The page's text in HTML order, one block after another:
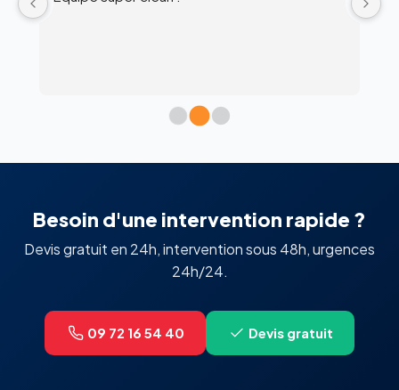
Besoin d'une intervention rapide ?
Devis gratuit en 24h, intervention sous 48h, urgences
24h/24.
09 72 16 54 40 Devis gratuit